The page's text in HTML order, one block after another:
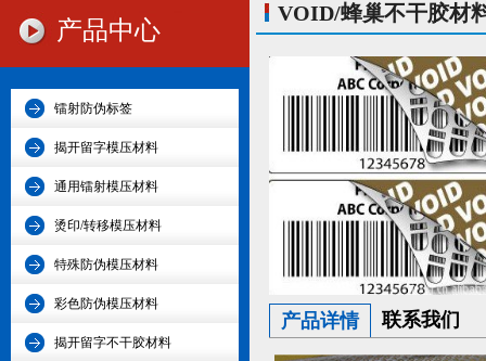
产品中心
镭射防伪标签
揭开留字模压材料
通用镭射模压材料
烫印/转移模压材料
特殊防伪模压材料
彩色防伪模压材料
揭开留字不干胶材料
VOID/蜂巢不干胶材
产品详情 联系我们